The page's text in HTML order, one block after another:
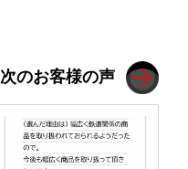
次のお客様の声